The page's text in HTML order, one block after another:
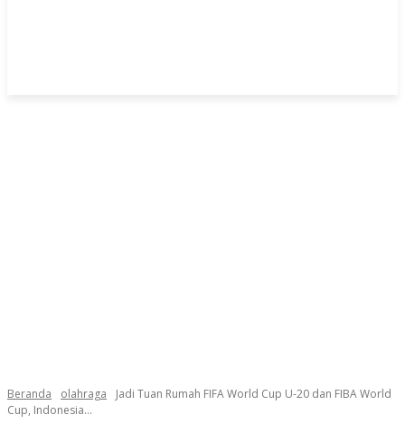
Beranda olahraga
Jadi Tuan Rumah FIFA World Cup U-20 dan FIBA World
Cup, Indonesia...